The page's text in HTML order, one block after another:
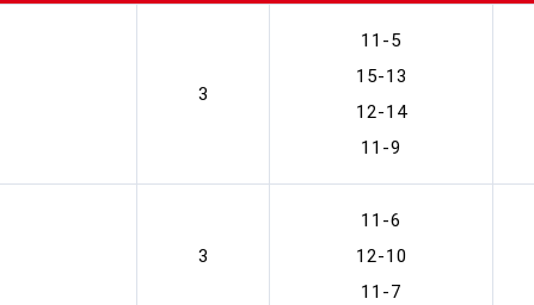
3
11-5
15-13
12-14
11-9
3
11-6
12-10
11-7